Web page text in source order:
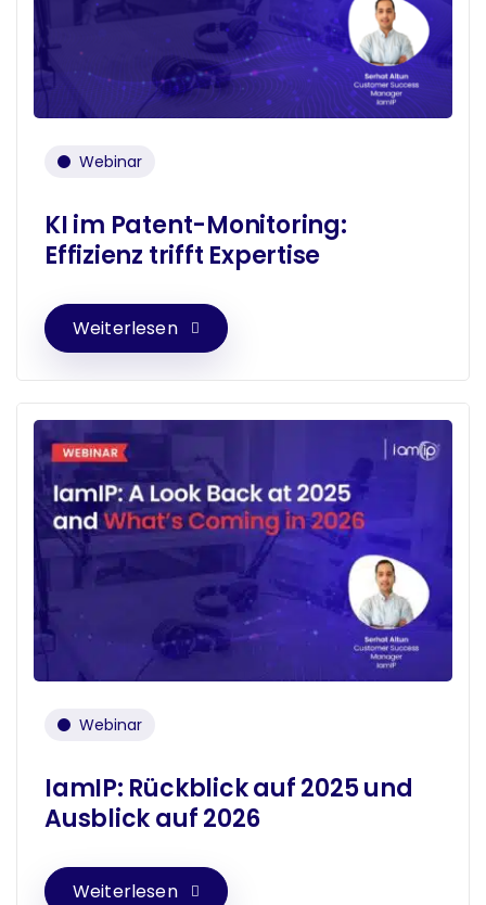
Webinar
KI im Patent-Monitoring:
Effizienz trifft Expertise
Weiterlesen
Webinar
IamIP: Rückblick auf 2025 und
Ausblick auf 2026
Weiterlesen